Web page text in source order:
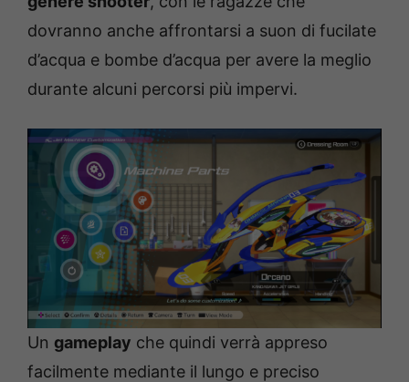
dovranno anche affrontarsi a suon di fucilate
d’acqua e bombe d’acqua per avere la meglio
durante alcuni percorsi più impervi.
Un gameplay che quindi verrà appreso
facilmente mediante il lungo e preciso